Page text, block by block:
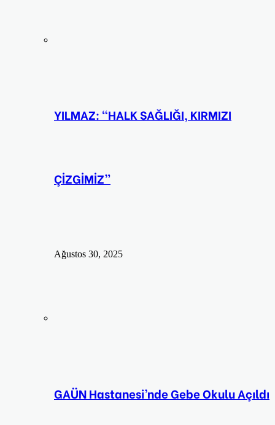
YILMAZ: “HALK SAĞLIĞI, KIRMIZI
ÇİZGİMİZ”
Ağustos 30, 2025
GAÜN Hastanesi’nde Gebe Okulu Açıldı